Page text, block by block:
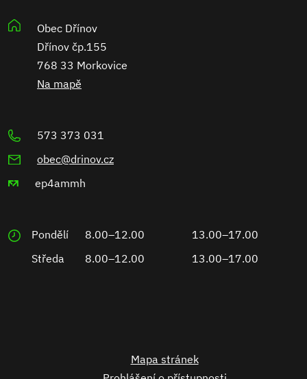
Obec Dřínov
Dřínov čp.155
768 33 Morkovice
Na mapě
573 373 031
obec@drinov.cz
ep4ammh
Pondělí 8.00–12.00
13.00–17.00
Středa
8.00–12.00 13.00–17.00
Mapa stránek